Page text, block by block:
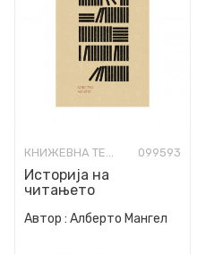
КНИЖЕВНА ТЕОРИЈА И КРИТИКА 099593
Историја на
читањето
Автор : Алберто Мангел